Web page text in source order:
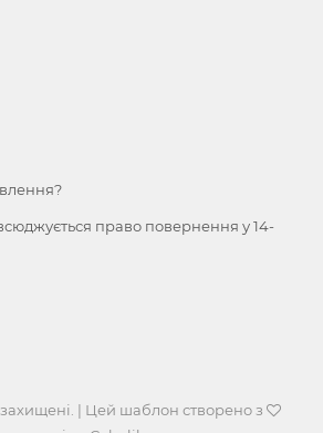
право повернення у 14-
| Цей шаблон створено з